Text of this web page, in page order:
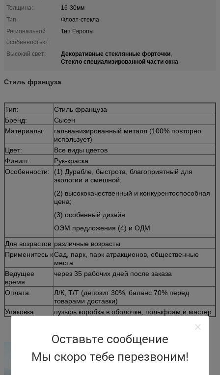
Оставьте сообщение
Мы скоро тебе перезвоним!
Толщина:
16-30мм
Тип:
Флоат-стекла
Региональной
особенностью:
Тип Европы
Высокий свет: Декоративные стеклянные форточки,
Стекло специализированной части окна
Стиль француза
Тип:
Стиль француза
Бренд:
Сысен
Материалы:
гальванизированный металл (100% повторно
использует)
Цвет:
Все виды цветов
Финиш:
Рук-краска
Особенности:
(1) Дурабле, быстрота, благоприятный для
экологии и смешной;
(2) высококачественный и конкурентоспособная
цена;
(3) особенный дизайн
ОЭМ предложения (4) и ОДМ
Для возрастов различные возрасты
Применитесь кСад, парк, парк атракционов, общественные
места
Ведущее
время
через 35 рабочих дней после заказа
Оплата:
Л/К, Т/Т (депозит 30%, баланс 70% перед
товарами доставки)
Упаковка:
пузырь коробка в оболочке, полыфоам и мастер